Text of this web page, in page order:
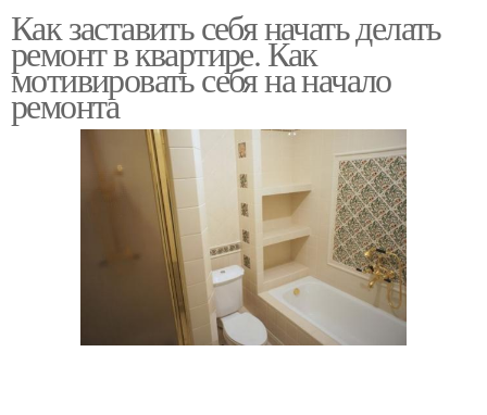
капитальному ремонту
Как заставить себя начать делать
ремонт в квартире. Как
мотивировать себя на начало
ремонта